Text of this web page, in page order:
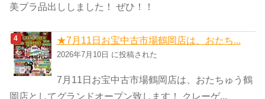
美プラ品出ししました！ ぜひ！！
★7月11日お宝中古市場鶴岡店は、おたち...
2026年7月10日 に投稿された
7月11日お宝中古市場鶴岡店は、おたちゅう鶴
岡店としてグランドオープン致します！ クレーゲ...